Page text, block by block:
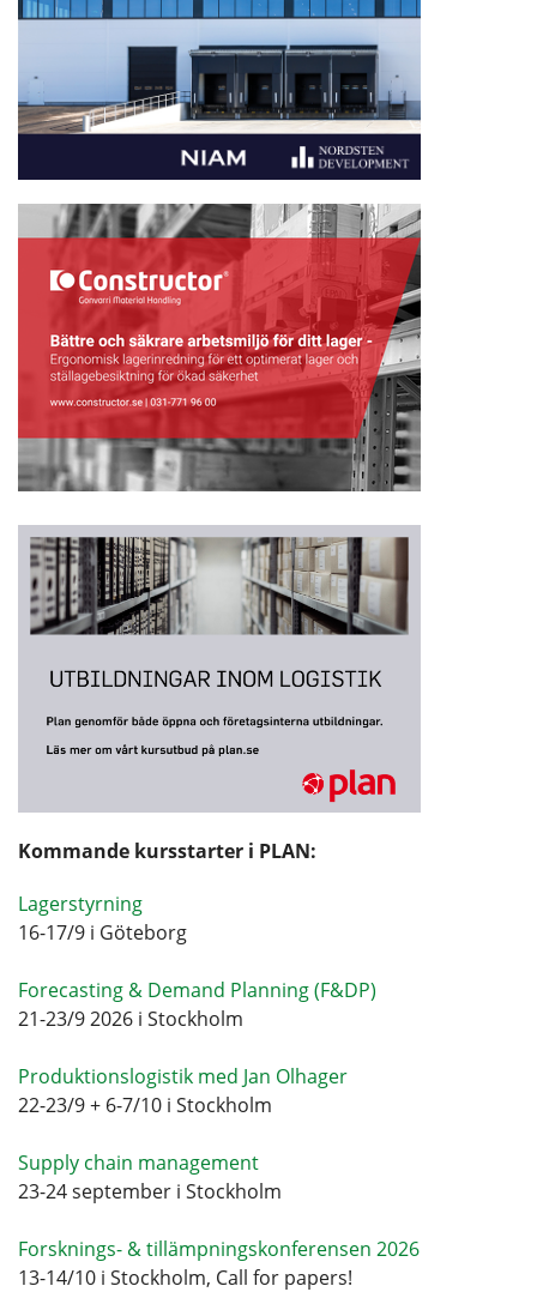
Kommande kursstarter i PLAN:
Lagerstyrning
16-17/9 i Göteborg
Forecasting & Demand Planning (F&DP)
21-23/9 2026 i Stockholm
Produktionslogistik med Jan Olhager
22-23/9 + 6-7/10 i Stockholm
Supply chain management
23-24 september i Stockholm
Forsknings- & tillämpningskonferensen 2026
13-14/10 i Stockholm, Call for papers!